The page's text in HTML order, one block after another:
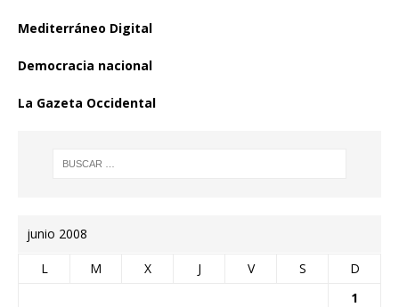
Mediterráneo Digital
Democracia nacional
La Gazeta Occidental
junio 2008
L M X J V S D
1